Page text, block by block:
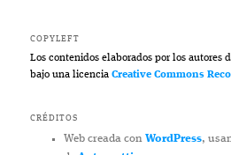
COPYLEFT
Los contenidos elaborados por los autores
bajo una licenciaCreative Commons
CRÉDITOS
Web creada con WordPress,